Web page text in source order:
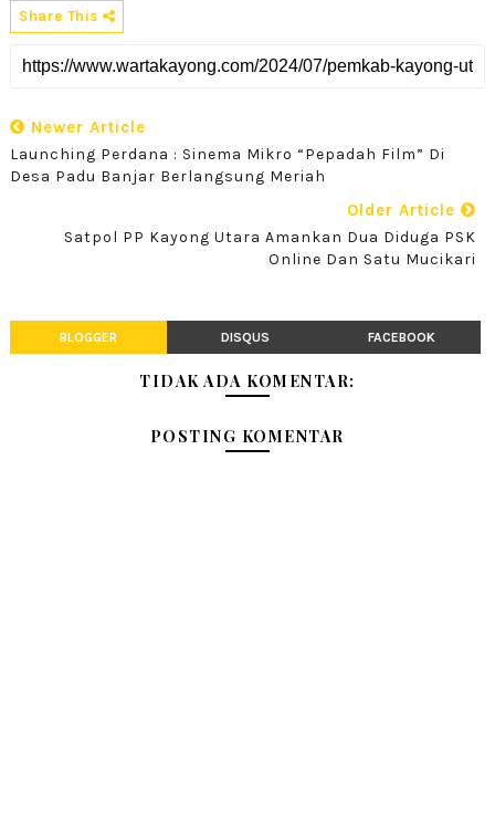
Share This
Newer Article
Launching Perdana : Sinema Mikro “Pepadah Film” Di
Desa Padu Banjar Berlangsung Meriah
Older Article
Satpol PP Kayong Utara Amankan Dua Diduga PSK
Online Dan Satu Mucikari
BLOGGER DISQUS FACEBOOK
TIDAK ADA KOMENTAR:
POSTING KOMENTAR